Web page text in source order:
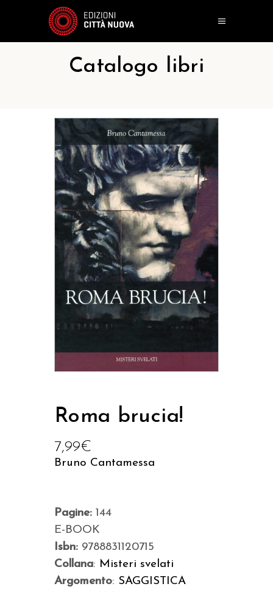
Catalogo libri
Roma brucia!
7,99€
Bruno Cantamessa
Pagine: 144
E-BOOK
Isbn: 9788831120715
Collana: Misteri svelati
Argomento: SAGGISTICA